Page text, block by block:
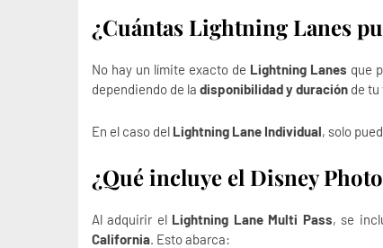
¿Cuántas Lightning Lanes
No hay un límite exacto de Lightning Lanes que
dependiendo de la disponibilidad y duración de
En el caso del Lightning Lane Individual, solo
¿Qué incluye el Disney
Al adquirir el Lightning Lane Multi Pass, se
California. Esto abarca: